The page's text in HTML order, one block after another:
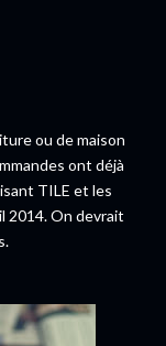
ou de maison
ont déjà
TILE et les
2014. On devrait